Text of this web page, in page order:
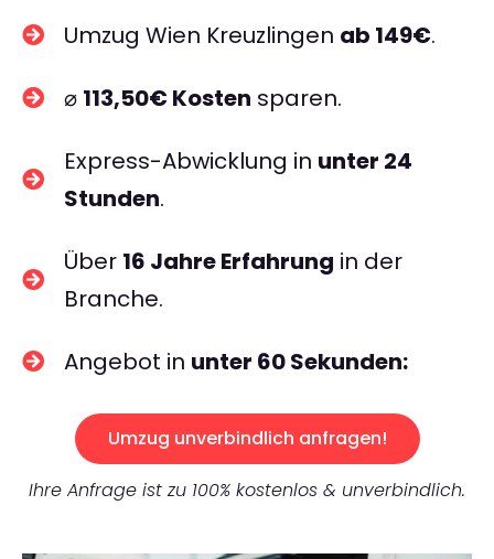
Umzug Wien Kreuzlingen ab 149€.
⌀ 113,50€ Kosten sparen.
Express-Abwicklung in unter 24
Stunden.
Über 16 Jahre Erfahrung in der
Branche.
Angebot in unter 60 Sekunden:
Umzug unverbindlich anfragen!
Ihre Anfrage ist zu 100% kostenlos & unverbindlich.